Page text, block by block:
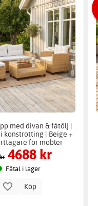
med divan & fåtölj |
konstrotting | Beige +
för möbler
4688 kr
Fåtal i lager
Köp